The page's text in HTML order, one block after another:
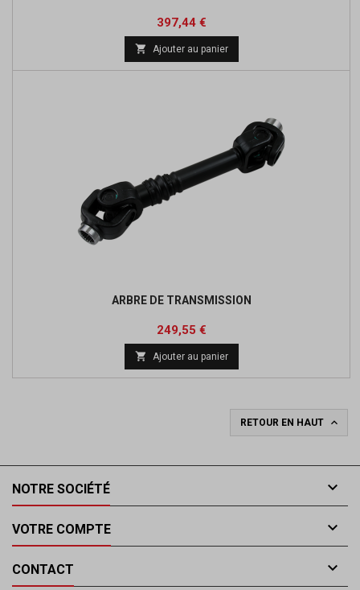
Prix
397,44 €Prix
de
base
 Ajouter au panier
ARBRE DE TRANSMISSION
Prix
249,55 €Prix
de
base
 Ajouter au panier
RETOUR EN HAUT 
NOTRE SOCIÉTÉ 
VOTRE COMPTE 
CONTACT 